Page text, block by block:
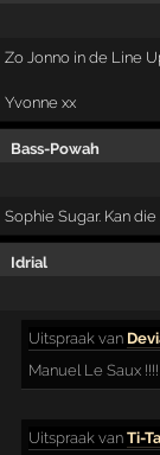
Zo Jonno in de Line
Yvonne xx
Bass-Powah
Sophie Sugar. Kan
Idrial
Uitspraak van
Manuel Le Saux !!!!
Uitspraak vanTi-